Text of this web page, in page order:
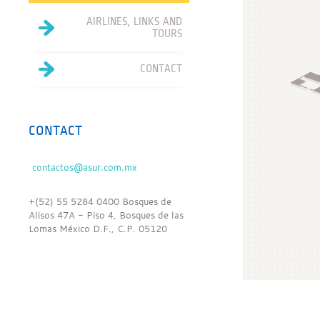
AIRLINES, LINKS AND
TOURS
CONTACT
CONTACT
+(52) 55 5284 0400 Bosques de
Alisos 47A - Piso 4, Bosques de las
Lomas México D.F., C.P. 05120